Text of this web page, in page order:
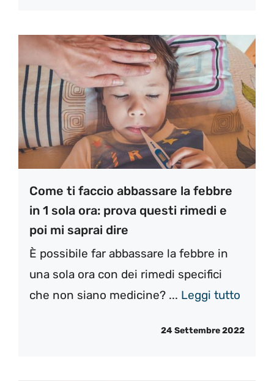
Come ti faccio abbassare la febbre
in 1 sola ora: prova questi rimedi e
poi mi saprai dire
È possibile far abbassare la febbre in
una sola ora con dei rimedi specifici
che non siano medicine? ... Leggi tutto
24 Settembre 2022